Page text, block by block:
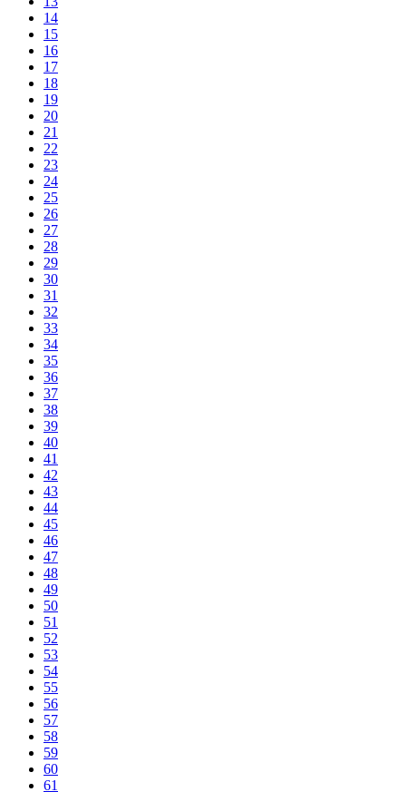
14
15
16
17
18
19
20
21
22
23
24
25
26
27
28
29
30
31
32
33
34
35
36
37
38
39
40
41
42
43
44
45
46
47
48
49
50
51
52
53
54
55
56
57
58
59
60
61